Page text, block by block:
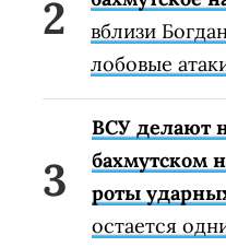
вблизи
лобовые
ВСУ делают
бахмутском
роты
остается